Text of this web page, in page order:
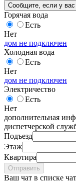
Сообщите , если у
Горячая вода
Есть
Нет
дом не подключен
Холодная вода
Есть
Нет
дом не подключен
Электричество
Есть
Нет
дополнительная
диспетчерской
Подъезд
Этаж
Квартира
Отправить
Ваш чат в списке